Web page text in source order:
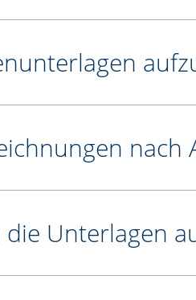
die Unterlagen